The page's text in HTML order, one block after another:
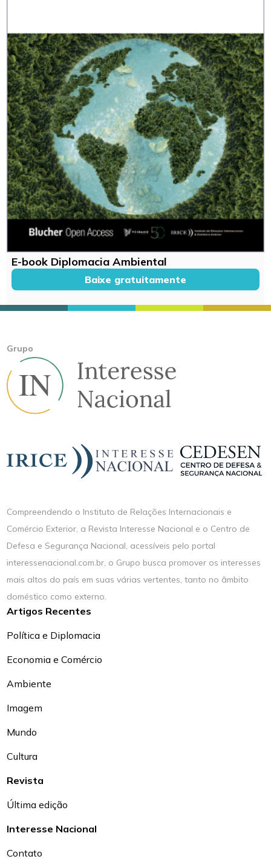
E-book Diplomacia Ambiental
Baixe gratuitamente
Grupo
Compreendendo o Instituto de Relações Internacionais e
Comércio Exterior, a Revista Interesse Nacional e o Centro de
Defesa e Segurança Nacional, acessíveis pelo portal
interessenacional.com.br, o Grupo busca promover os interesses
mais altos do país em suas várias vertentes, tanto no âmbito
doméstico como externo.
Artigos Recentes
Política e Diplomacia
Economia e Comércio
Ambiente
Imagem
Mundo
Cultura
Revista
Última edição
Interesse Nacional
Contato